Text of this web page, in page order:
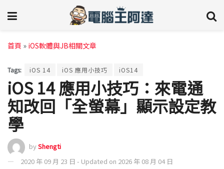
首頁 » iOS軟體與JB相關文章
Tags: iOS 14 iOS 應用小技巧 iOS14
iOS 14 應用小技巧：來電通
知改回「全螢幕」顯示設定教
學
byShengti
2020 年 09 月 23 日 - Updated on 2026 年 08 月 04 日